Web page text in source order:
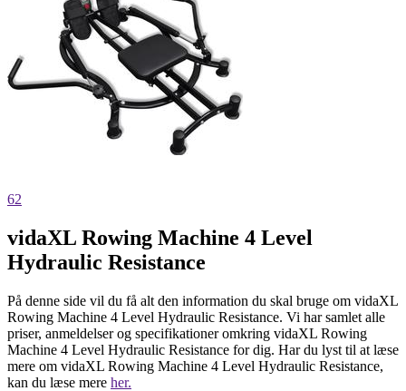
62
vidaXL Rowing Machine 4 Level
Hydraulic Resistance
På denne side vil du få alt den information du skal bruge om vidaXL
Rowing Machine 4 Level Hydraulic Resistance. Vi har samlet alle
priser, anmeldelser og specifikationer omkring vidaXL Rowing
Machine 4 Level Hydraulic Resistance for dig. Har du lyst til at læse
mere om vidaXL Rowing Machine 4 Level Hydraulic Resistance,
kan du læse mere her.